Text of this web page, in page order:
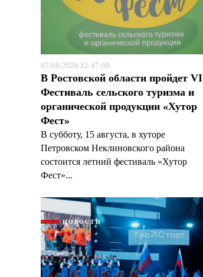
07/08/2026 12:47:00
В Ростовской области пройдет VI
Фестиваль сельского туризма и
органической продукции «Хутор
Фест»
В субботу, 15 августа, в хуторе
Петровском Неклиновского района
состоится летний фестиваль «Хутор
Фест»...
НОВОСТИ